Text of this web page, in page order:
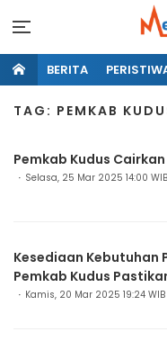
BERITA
TAG: PEMKAB
Pemkab Kudus Cairkan
Selasa, 25 Mar 2025 14:00 WIB
Kesediaan Kebutuhan
Pemkab Kudus
Kamis, 20 Mar 2025 19:24 WIB